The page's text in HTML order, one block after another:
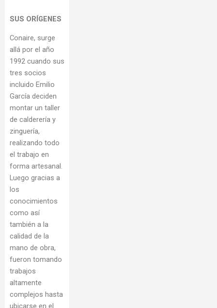
SUS ORÍGENES
Conaire, surge
allá por el año
1992 cuando sus
tres socios
incluido Emilio
García deciden
montar un taller
de calderería y
zinguería,
realizando todo
el trabajo en
forma artesanal.
Luego gracias a
los
conocimientos
como así
también a la
calidad de la
mano de obra,
fueron tomando
trabajos
altamente
complejos hasta
ubicarse en el